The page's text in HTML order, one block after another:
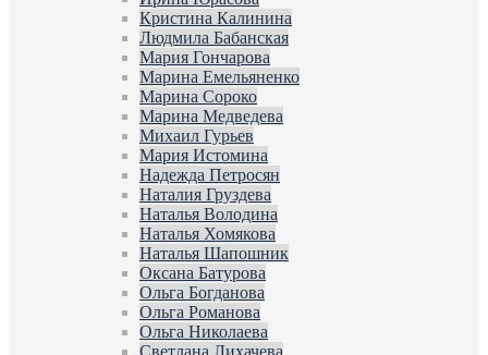
Кристина Калинина
Людмила Бабанская
Мария Гончарова
Марина Емельяненко
Марина Сороко
Марина Медведева
Михаил Гурьев
Мария Истомина
Надежда Петросян
Наталия Груздева
Наталья Володина
Наталья Хомякова
Наталья Шапошник
Оксана Батурова
Ольга Богданова
Ольга Романова
Ольга Николаева
Светлана Лихачева